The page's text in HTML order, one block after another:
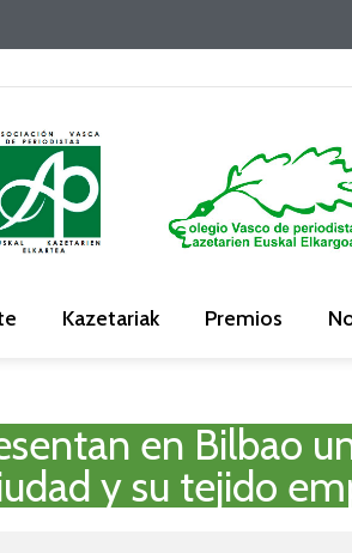
Kazetariak Premios
en Bilbao
y su tejido